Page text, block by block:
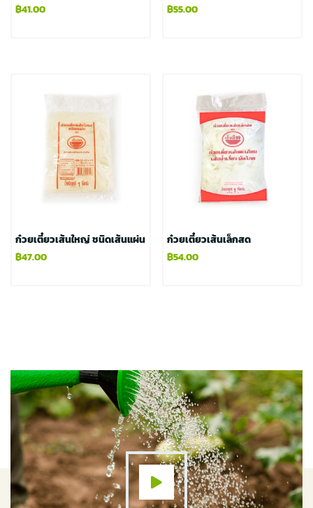
฿41.00
฿55.00
ก๋วยเตี๋ยวเส้นใหญ่ ชนิดเส้นแผ่น
฿47.00
ก๋วยเตี๋ยวเส้นเล็กสด
฿54.00